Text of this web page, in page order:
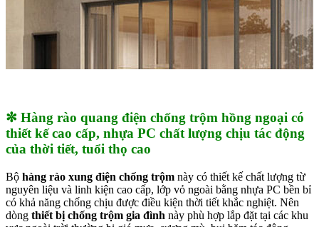
✼ Hàng rào quang điện chống trộm hồng ngoại có
thiết kế cao cấp, nhựa PC chất lượng chịu tác động
của thời tiết, tuổi thọ cao
Bộ hàng rào xung điện chống trộm này có thiết kế chất lượng từ
nguyên liệu và linh kiện cao cấp, lớp vỏ ngoài bằng nhựa PC bền bỉ
có khả năng chống chịu được điều kiện thời tiết khắc nghiệt. Nên
dòng thiết bị chống trộm gia đình này phù hợp lắp đặt tại các khu